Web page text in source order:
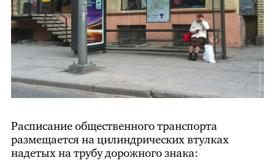
Расписание общественного транспорта
размещается на цилиндрических втулках
надетых на трубу дорожного знака: